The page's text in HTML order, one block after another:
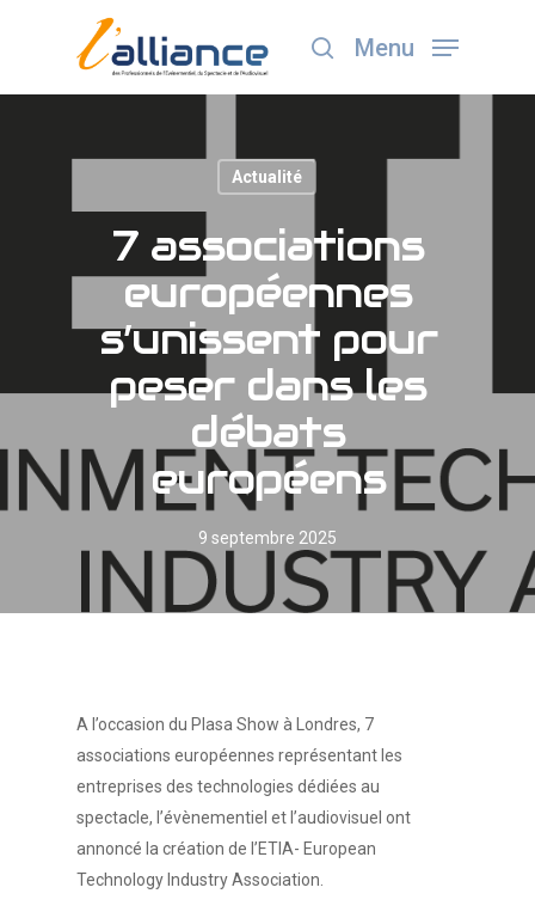
ESC pour fermer
Menu
Actualité
7 associations
européennes
s’unissent pour
peser dans les
débats
européens
9 septembre 2025
A l’occasion du Plasa Show à Londres, 7
associations européennes représentant les
entreprises des technologies dédiées au
spectacle, l’évènementiel et l’audiovisuel ont
annoncé la création de l’ETIA- European
Technology Industry Association.